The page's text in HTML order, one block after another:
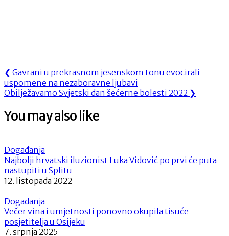
Navigacija
objava
❮ Previous
Post:
Gavrani u prekrasnom jesenskom tonu evocirali
uspomene na nezaboravne ljubavi
Next
Obilježavamo Svjetski dan šećerne bolesti 2022 ❯
You may also like
Događanja
Najbolji hrvatski iluzionist Luka Vidović po prvi će puta
nastupiti u Splitu
12. listopada 2022
Događanja
Večer vina i umjetnosti ponovno okupila tisuće
posjetitelja u Osijeku
7. srpnja 2025